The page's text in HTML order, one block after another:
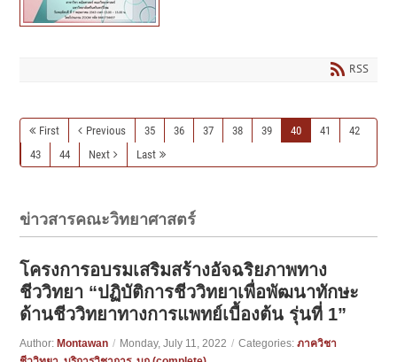
RSS
First Previous 35 36 37 38 39 40 41
42
43
44 Next Last
ข่าวสารคณะวิทยาศาสตร์
โครงการอบรมเสริมสร้างอัจฉริยภาพทาง
ชีววิทยา “ปฏิบัติการชีววิทยาเพื่อพัฒนาทักษะ
ด้านชีววิทยาทางการแพทย์เบื้องต้น รุ่นที่ 1”
Author: Montawan / Monday, July 11, 2022 / Categories:ภาควิชา